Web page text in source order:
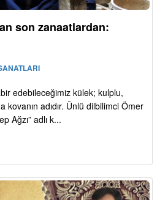
son zanaatlardan:
edebileceğimiz külek; kulplu,
kovanın adıdır. Ünlü dilbilimci Ömer
Ağzı” adlı k...